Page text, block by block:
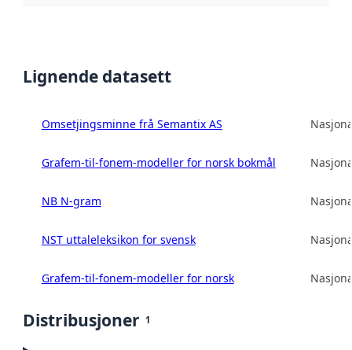
Lignende datasett
Omsetjingsminne frå Semantix AS
Grafem-til-fonem-modeller for norsk bokmål
NB N-gram
NST uttaleleksikon for svensk
Grafem-til-fonem-modeller for norsk
Distribusjoner 1